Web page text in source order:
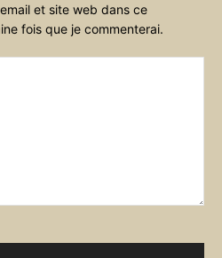
et site web dans ce
fois que je commenterai.